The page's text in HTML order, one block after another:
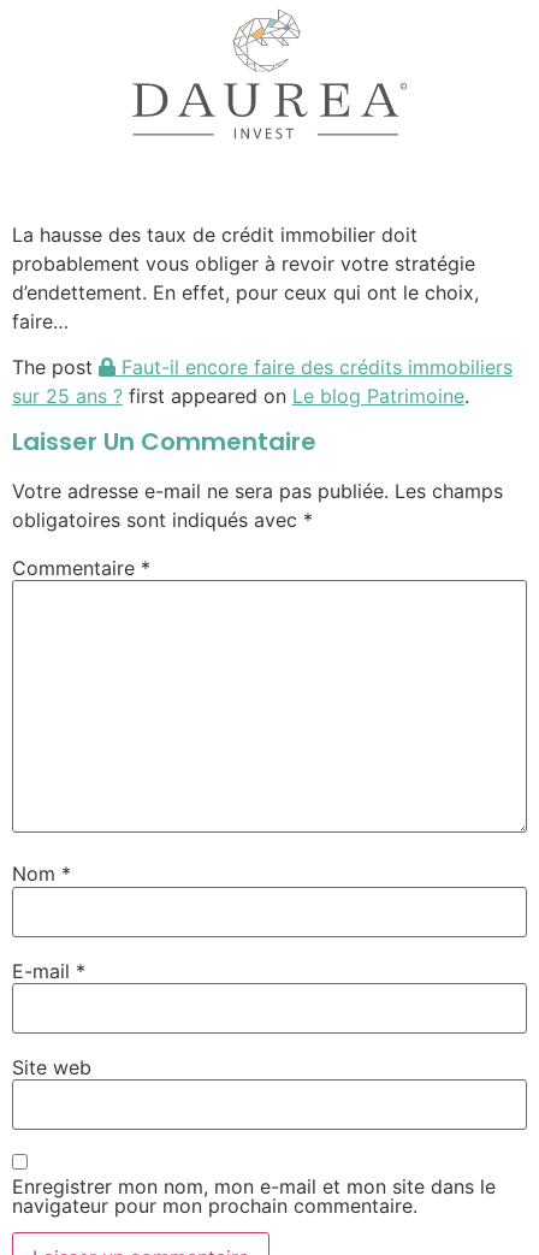
La hausse des taux de crédit immobilier doit
probablement vous obliger à revoir votre stratégie
d’endettement. En effet, pour ceux qui ont le choix,
faire…
The post
Faut-il encore faire des crédits immobiliers
sur 25 ans ? first appeared on Le blog Patrimoine.
Laisser Un Commentaire
Votre adresse e-mail ne sera pas publiée. Les champs
obligatoires sont indiqués avec *
Commentaire *
Nom *
E-mail *
Site web
Enregistrer mon nom, mon e-mail et mon site dans le
navigateur pour mon prochain commentaire.